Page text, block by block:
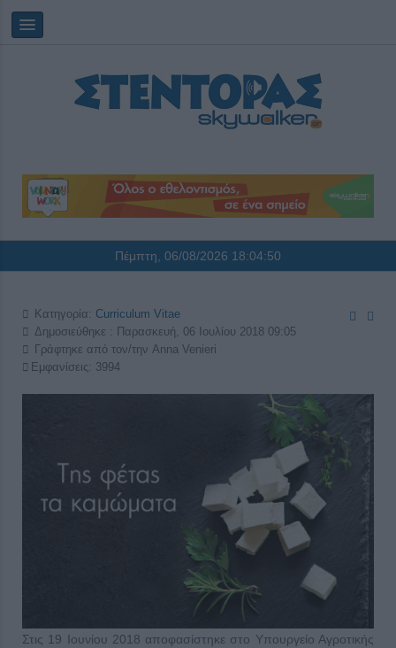
Πέμπτη, 06/08/2026 18:04:51
Κατηγορία: Curriculum Vitae
Δημοσιεύθηκε : Παρασκευή, 06 Ιουλίου 2018 09:05
Γράφτηκε από τον/την Anna Venieri
Εμφανίσεις: 3994
Στις 19 Ιουνίου 2018 αποφασίστηκε στο Υπουργείο Αγροτικής